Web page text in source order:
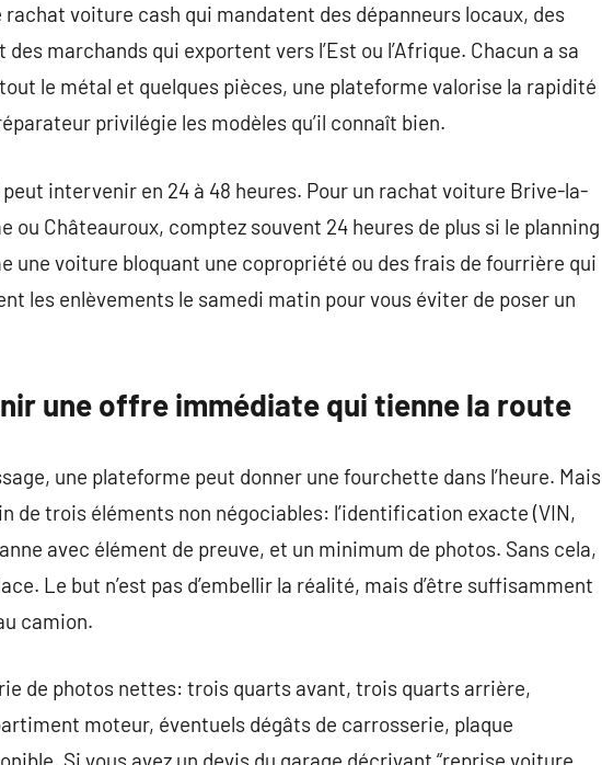
voiture cash qui mandatent des dépanneurs locaux, des
marchands qui exportent vers l’Est ou l’Afrique. Chacun a sa
le métal et quelques pièces, une plateforme valorise la rapidité
privilégie les modèles qu’il connaît bien.
intervenir en 24 à 48 heures. Pour un rachat voiture Brive-la-
ou Châteauroux, comptez souvent 24 heures de plus si le planning
une voiture bloquant une copropriété ou des frais de fourrière qui
les enlèvements le samedi matin pour vous éviter de poser un
une offre immédiate qui tienne la route
une plateforme peut donner une fourchette dans l’heure. Mais
de trois éléments non négociables: l’identification exacte (VIN,
avec élément de preuve, et un minimum de photos. Sans cela,
Le but n’est pas d’embellir la réalité, mais d’être suffisamment
camion.
de photos nettes: trois quarts avant, trois quarts arrière,
moteur, éventuels dégâts de carrosserie, plaque